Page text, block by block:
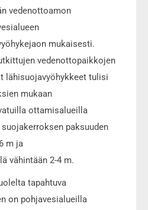
vedenottoamon
mukaisesti.
vedenottopaikkojen
lähisuojavyöhykkeet tulisi
mukaan
ottamisalueilla
paksuuden
m ja
vähintään 2-4 m.
tapahtuva
on pohjavesialueilla